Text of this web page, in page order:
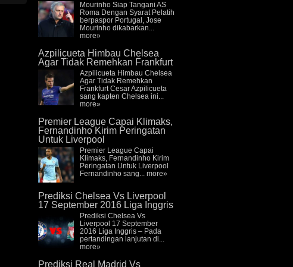
Mourinho Siap Tangani AS
Roma Dengan Syarat Pelatih
berpaspor Portugal, Jose
Mourinho dikabarkan...
more»
Azpilicueta Himbau Chelsea
Agar Tidak Remehkan Frankfurt
Azpilicueta Himbau Chelsea
Agar Tidak Remehkan
Frankfurt Cesar Azpilicueta
sang kapten Chelsea ini...
more»
Premier League Capai Klimaks,
Fernandinho Kirim Peringatan
Untuk Liverpool
Premier League Capai
Klimaks, Fernandinho Kirim
Peringatan Untuk Liverpool
Fernandinho sang... more»
Prediksi Chelsea Vs Liverpool
17 September 2016 Liga Inggris
Prediksi Chelsea Vs
Liverpool 17 September
2016 Liga Inggris – Pada
pertandingan lanjutan di...
more»
Prediksi Real Madrid Vs